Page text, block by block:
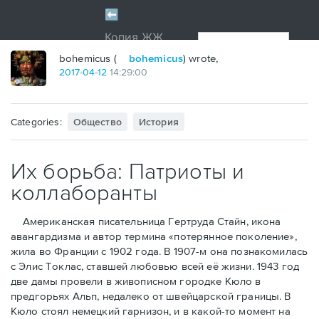
bohemicus ( bohemicus) wrote,
2017-04-12 14:29:00
Categories: Общество История
Их борьба: Патриоты и
коллаборанты
Американская писательница Гертруда Стайн, икона
авангардизма и автор термина «потерянное поколение»,
жила во Франции с 1902 года. В 1907-м она познакомилась
с Элис Токлас, ставшей любовью всей её жизни. 1943 год
две дамы провели в живописном городке Кюло в
предгорьях Альп, недалеко от швейцарской границы. В
Кюло стоял немецкий гарнизон, и в какой-то момент на